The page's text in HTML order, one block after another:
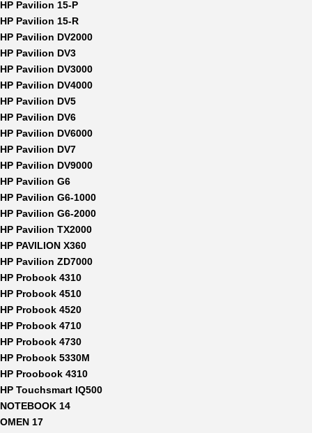
HP Pavilion 15-P
HP Pavilion 15-R
HP Pavilion DV2000
HP Pavilion DV3
HP Pavilion DV3000
HP Pavilion DV4000
HP Pavilion DV5
HP Pavilion DV6
HP Pavilion DV6000
HP Pavilion DV7
HP Pavilion DV9000
HP Pavilion G6
HP Pavilion G6-1000
HP Pavilion G6-2000
HP Pavilion TX2000
HP PAVILION X360
HP Pavilion ZD7000
HP Probook 4310
HP Probook 4510
HP Probook 4520
HP Probook 4710
HP Probook 4730
HP Probook 5330M
HP Proobook 4310
HP Touchsmart IQ500
NOTEBOOK 14
OMEN 17